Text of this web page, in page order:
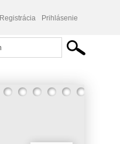
Registrácia Prihlásenie